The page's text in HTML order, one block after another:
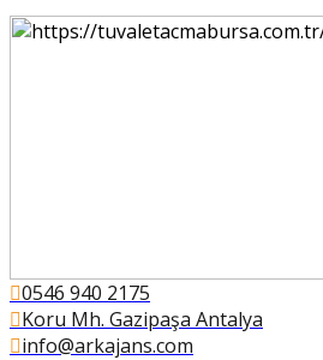
0546 940 2175
Koru Mh. Gazipaşa Antalya
info@arkajans.com